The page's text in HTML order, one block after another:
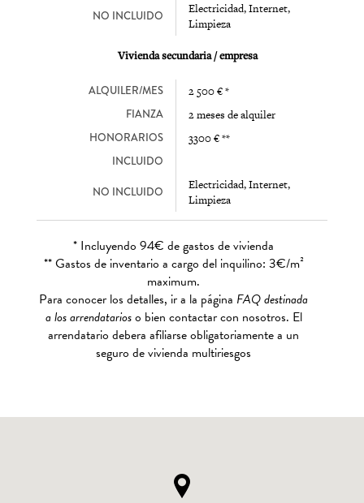
NO INCLUIDO
Electricidad, Internet,
Limpieza
Vivienda secundaria / empresa
ALQUILER/MES 2 500 € *
FIANZA 2 meses de alquiler
HONORARIOS 3300 € **
INCLUIDO
NO INCLUIDO
Electricidad, Internet,
Limpieza
* Incluyendo 94€ de gastos de vivienda
** Gastos de inventario a cargo del inquilino: 3€/m²
maximum.
Para conocer los detalles, ir a la página FAQ destinada
a los arrendatarioso bien contactar con nosotros. El
arrendatario debera afiliarse obligatoriamente a un
seguro de vivienda multiriesgos